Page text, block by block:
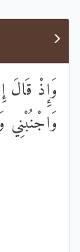
وَإِذْ قَالَ
وَاجْنُبْنِي